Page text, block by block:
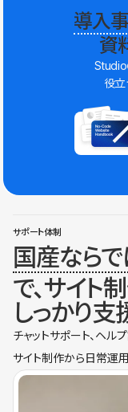
導入
資
Studio
役立
サポート体制
国産なら
で、サイト
しっかり支
チャットサポート、ヘル
サイト制作から日常運